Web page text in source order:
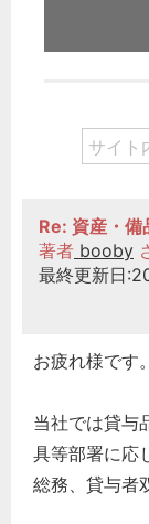
Re: 資産・備
著者 booby
最終更新日
お疲れ様です。
当社では貸与
具等部署に応
総務、貸与者